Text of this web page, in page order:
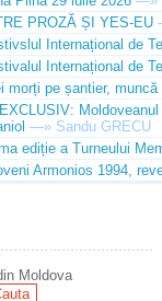
PROZĂ ȘI YES-EU
Internațional de
Internațional de
morți pe șantier, muncă
—» Sandu GRECU
ediție a Turneului
Armonios 1994,
Moldova